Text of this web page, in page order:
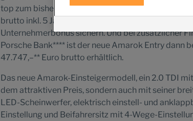
top zum bisherigen Angebotsprogramm ab sofort
brutto inkl. 5 Jahre Garantie*** erhältlich ist.
Unternehmerbonus sichern. Und bei zusätzlicher
Porsche Bank**** ist der neue Amarok Entry dann
47.747,–** Euro brutto erhältlich.
Das neue Amarok-Einsteigermodell, ein 2.0 TDI
dem attraktiven Preis, sondern auch mit seiner
LED-Scheinwerfer, elektrisch einstell- und
Einstellung und Beifahrersitz mit 4-Wege-